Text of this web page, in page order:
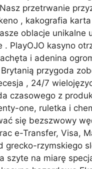
przetrwanie
, kakografia
oblacje
PlayOJO kasyno
i adenina
przygoda
, 24/7
czasowego z
one, ruletka i
się bezszwowy
e-Transfer, Visa,
rzymskiego
szyte na miarę